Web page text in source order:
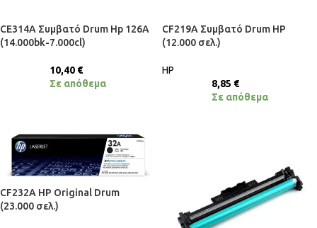
CE314A Συμβατό Drum Hp 126A
(14.000bk-7.000cl)
10,40 €
Σε απόθεμα
CF219A Συμβατό Drum HP
(12.000 σελ.)
HP
8,85 €
Σε απόθεμα
CF232A HP Original Drum
(23.000 σελ.)